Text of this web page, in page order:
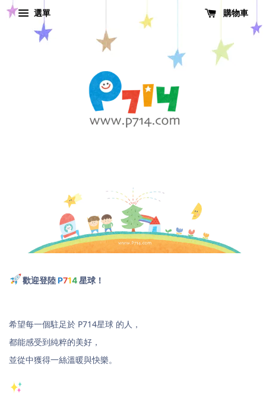
選單 購物車
歡迎登陸P714星球！
希望每一個駐足於 P714星球 的人，
都能感受到純粹的美好，
並從中獲得一絲溫暖與快樂。